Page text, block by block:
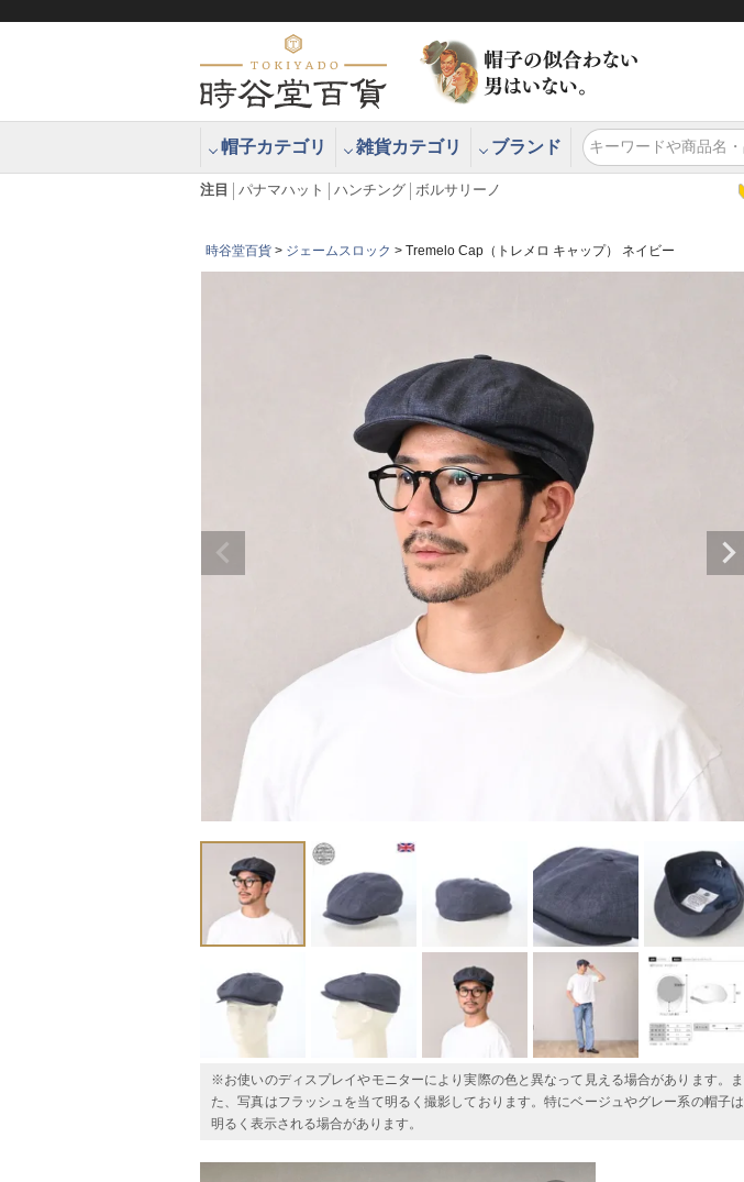
帽子カテゴリ 雑貨カテゴリ ブランド
注目 パナマハット ハンチング ボルサリーノ
時谷堂百貨 ジェームスロック Tremelo Cap（トレメロ キャップ） ネイビー
※お使いのディスプレイやモニターにより実際の色と異なって見える場合があります。ま
た、写真はフラッシュを当て明るく撮影しております。特にベージュやグレー系の帽子は
明るく表示される場合があります。